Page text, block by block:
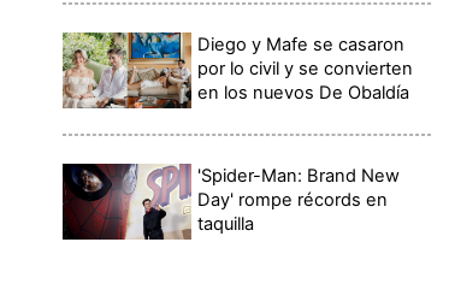
Diego y Mafe se casaron
por lo civil y se convierten
en los nuevos De Obaldía
'Spider-Man: Brand New
Day' rompe récords en
taquilla